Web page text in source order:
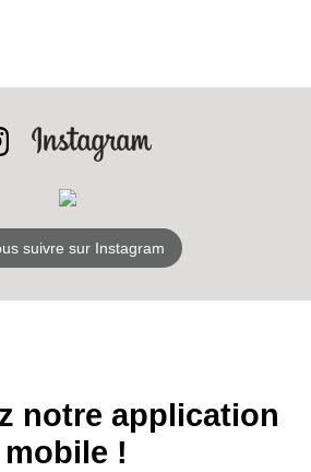
LES
PLANS
INSCRIPTION
suivre sur Instagram
notre application
mobile !